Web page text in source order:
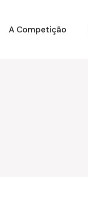
A Competição